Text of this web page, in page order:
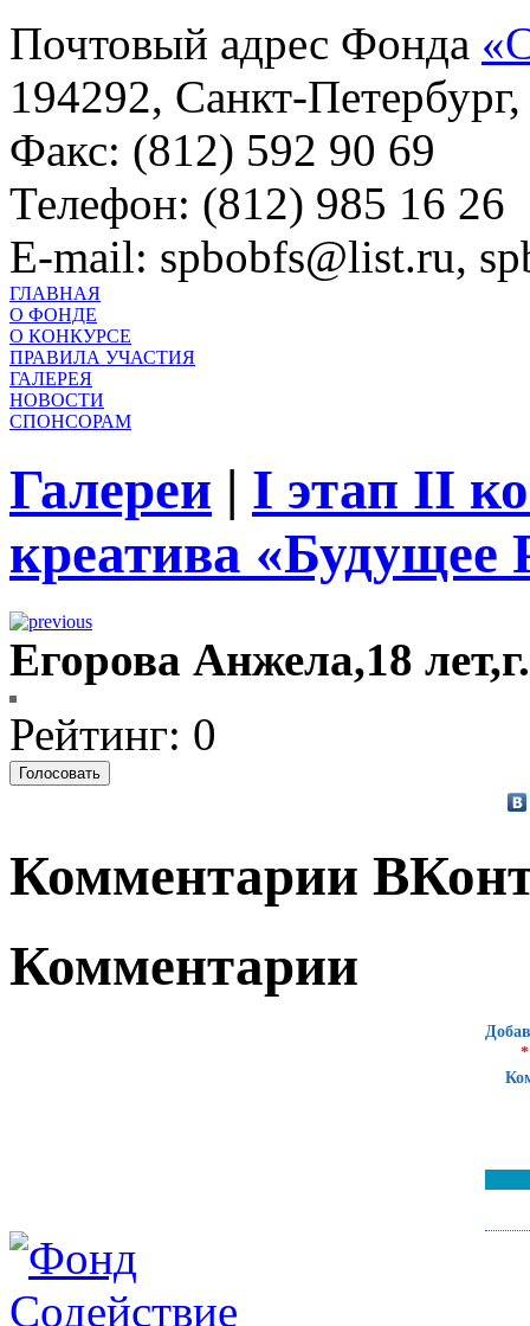
Почтовый адрес Фонда
194292, Санкт-
Факс: (812) 592 90 69
Телефон: (812) 985 16 26
E-mail: spbobfs@list.ru,
ГЛАВНАЯ
О ФОНДЕ
О КОНКУРСЕ
ПРАВИЛА УЧАСТИЯ
ГАЛЕРЕЯ
НОВОСТИ
СПОНСОРАМ
Галереи | I этап II
креатива «Будущее
Егорова Анжела,18
Рейтинг: 0
Комментарии
Комментарии
*